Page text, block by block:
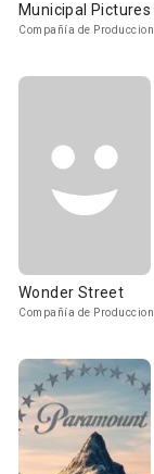
Municipal Pictures
Compañía de Produccion
Wonder Street
Compañía de Produccion